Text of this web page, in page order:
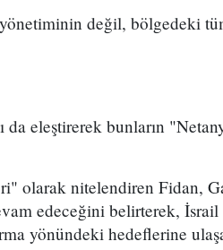
değil, bölgedeki
da eleştirerek bunların
olarak nitelendiren Fidan,
edeceğini belirterek,
yönündeki hedeflerine